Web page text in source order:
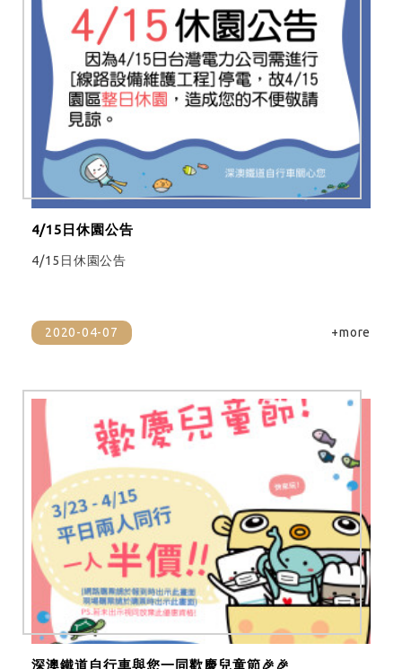
4/15日休園公告
4/15日休園公告
2020-04-07 +more
深澳鐵道自行車與您一同歡慶兒童節🎉🎉